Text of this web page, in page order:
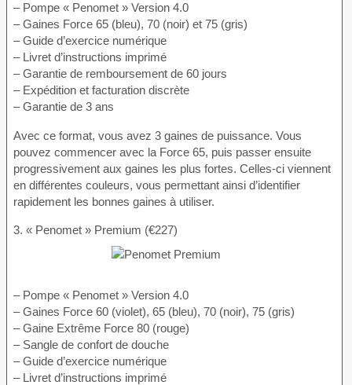
– Pompe « Penomet » Version 4.0
– Gaines Force 65 (bleu), 70 (noir) et 75 (gris)
– Guide d’exercice numérique
– Livret d’instructions imprimé
– Garantie de remboursement de 60 jours
– Expédition et facturation discrète
– Garantie de 3 ans
Avec ce format, vous avez 3 gaines de puissance. Vous
pouvez commencer avec la Force 65, puis passer ensuite
progressivement aux gaines les plus fortes. Celles-ci viennent
en différentes couleurs, vous permettant ainsi d’identifier
rapidement les bonnes gaines à utiliser.
3. « Penomet » Premium (€227)
– Pompe « Penomet » Version 4.0
– Gaines Force 60 (violet), 65 (bleu), 70 (noir), 75 (gris)
– Gaine Extrême Force 80 (rouge)
– Sangle de confort de douche
– Guide d’exercice numérique
– Livret d’instructions imprimé